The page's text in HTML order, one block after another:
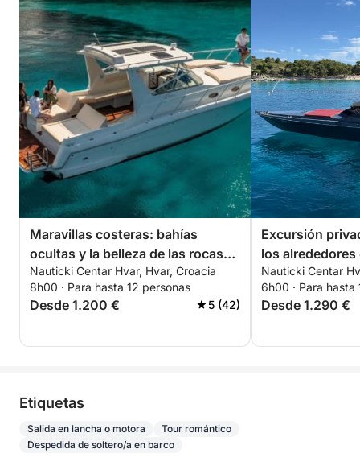
Maravillas costeras: bahías
ocultas y la belleza de las rocas
rojas desde Hvar
Nauticki Centar Hvar, Hvar, Croacia
8h00 · Para hasta 12 personas
Desde 1.200 € 5 (42)
Excursión
los
de una lancha
Nauticki Centar
6h00 · Para hasta
Desde 1.290 €
Etiquetas
Salida en lancha o motora
Tour romántico
Despedida de soltero/a en barco